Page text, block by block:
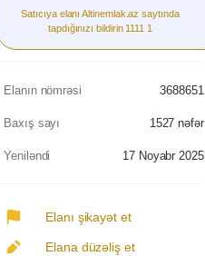
Satıcıya elanı Altinemlak.az saytında
tapdığınızı bildirin 1111 1
Elanın nömrəsi 3688651
Baxış sayı 1527 nəfər
Yeniləndi 17 Noyabr 2025
Elanı şikayət et
Elana düzəliş et